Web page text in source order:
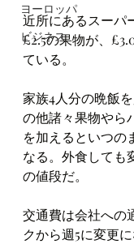
ヨーロッパ
ビジネス
近所にあるスーパ
£2.5の果物が、
ている。
家族4人分の晩飯
の他諸々果物やら
を加えるといつの
なる。外食しても
の値段だ。
交通費は会社への
クから週5に変更